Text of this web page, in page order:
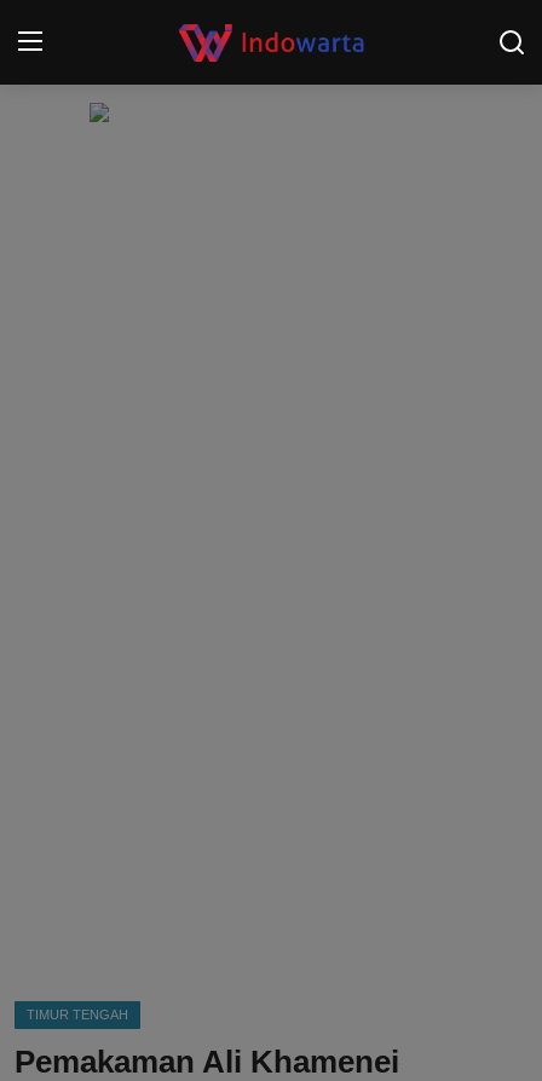
TIMUR TENGAH
Pemakaman Ali Khamenei